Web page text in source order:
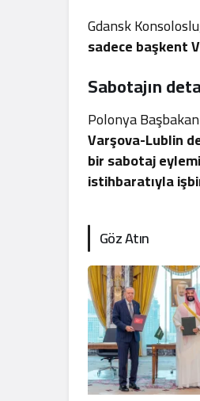
Gdansk
sadece başkent
Sabotajın
Polonya
Varşova-Lublin
bir sabotaj
istihbaratıyla
Göz Atın